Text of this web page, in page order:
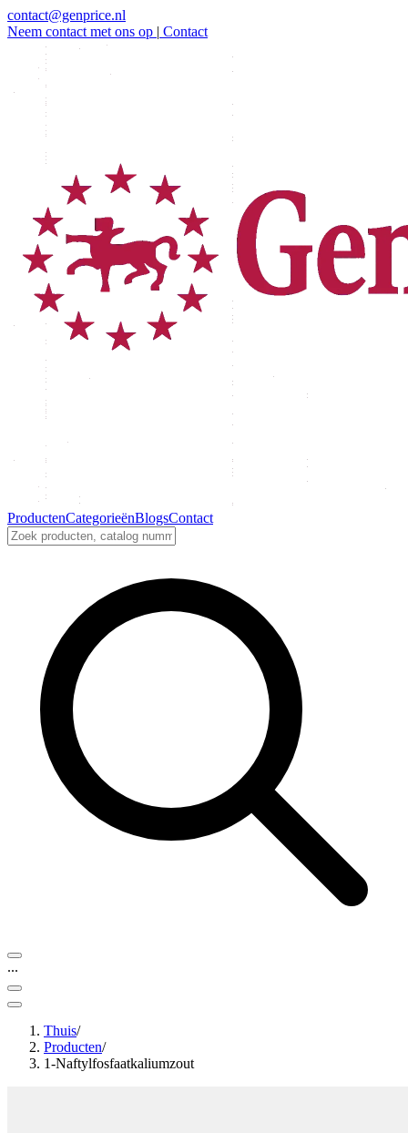
contact@genprice.nl
Neem contact met ons op | Contact
ProductenCategorieënBlogsContact
...
Thuis/
Producten/
1-Naftylfosfaatkaliumzout